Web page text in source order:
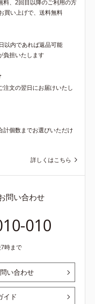
料、2回目以降のご利用の方
買い上げで、送料無料
以内であれば返品可能
負担いたします
注文の翌日にお届けいたし
計個数までお選びいただけ
詳しくはこちら
問い合わせ
010
時まで
い合わせ
イド